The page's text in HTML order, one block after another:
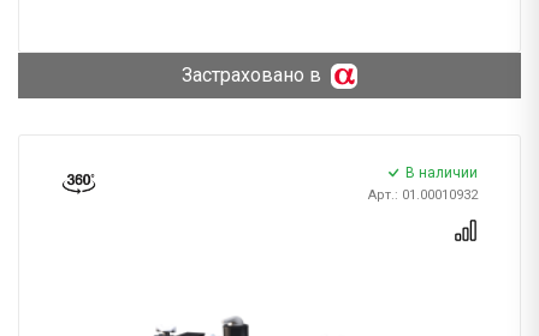
Застраховано в
В наличии
Арт.: 01.00010932